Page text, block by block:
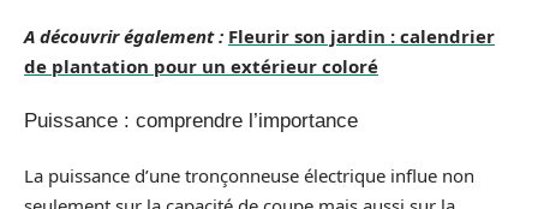
A découvrir également : Fleurir son jardin : calendrier
de plantation pour un extérieur coloré
Puissance : comprendre l’importance
La puissance d’une tronçonneuse électrique influe non